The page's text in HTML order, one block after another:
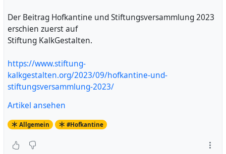
Der Beitrag Hofkantine und Stiftungsversammlung 2023
erschien zuerst auf
Stiftung KalkGestalten.
https://www.stiftung-
kalkgestalten.org/2023/09/hofkantine-und-
stiftungsversammlung-2023/
Artikel ansehen
Allgemein #Hofkantine